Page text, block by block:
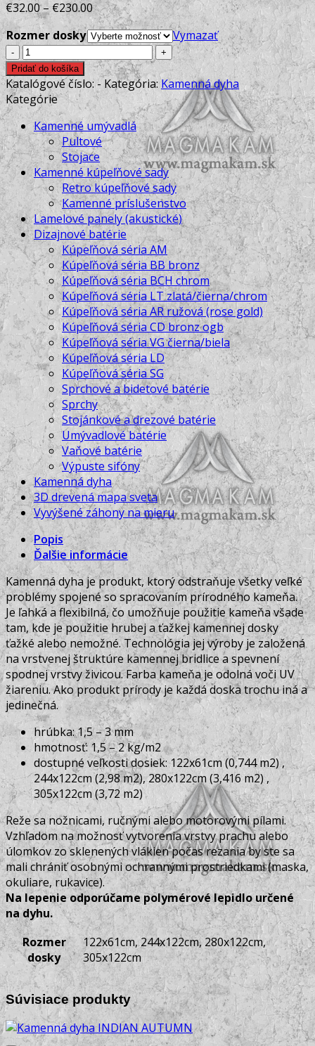
€32.00–€230.00
Rozmer dosky
Vymazať
množstvo
Kamenná
dyha
AUTUMN
RUSTIC
Pridať do košíka
Katalógové číslo: - Kategória:Kamenná dyha
Kategórie
Kamenné umývadlá
Pultové
Stojace
Kamenné kúpeľňové sady
Retro kúpeľňové sady
Kamenné príslušenstvo
Lamelové panely (akustické)
Dizajnové batérie
Kúpeľňová séria AM
Kúpeľňová séria BB bronz
Kúpeľňová séria BCH chrom
Kúpeľňová séria LT zlatá/čierna/chrom
Kúpeľňová séria AR ružová (rose gold)
Kúpeľňová séria CD bronz ogb
Kúpeľňová séria VG čierna/biela
Kúpeľňová séria LD
Kúpeľňová séria SG
Sprchové a bidetové batérie
Sprchy
Stojánkové a drezové batérie
Umývadlové batérie
Vaňové batérie
Výpuste sifóny
Kamenná dyha
3D drevená mapa sveta
Vyvýšené záhony na mieru
Popis
Ďalšie informácie
Kamenná dyha je produkt, ktorý odstraňuje všetky veľké
problémy spojené so spracovaním prírodného kameňa.
Je ľahká a flexibilná, čo umožňuje použitie kameňa všade
tam, kde je použitie hrubej a ťažkej kamennej dosky
ťažké alebo nemožné. Technológia jej výroby je založená
na vrstvenej štruktúre kamennej bridlice a spevnení
spodnej vrstvy živicou. Farba kameňa je odolná voči UV
žiareniu. Ako produkt prírody je každá doska trochu iná a
jedinečná.
hrúbka: 1,5 – 3 mm
hmotnosť: 1,5 – 2 kg/m2
dostupné veľkosti dosiek: 122x61cm (0,744 m2) ,
244x122cm (2,98 m2), 280x122cm (3,416 m2) ,
305x122cm (3,72 m2)
Reže sa nožnicami, ručnými alebo motorovými pílami.
Vzhľadom na možnosť vytvorenia vrstvy prachu alebo
úlomkov zo sklenených vlákien počas rezania by ste sa
mali chrániť osobnými ochrannými prostriedkami (maska,
okuliare, rukavice).
Na lepenie odporúčame polymérové ​​lepidlo určené
na dyhu.
Rozmer
dosky
122x61cm, 244x122cm, 280x122cm,
305x122cm
Súvisiace produkty